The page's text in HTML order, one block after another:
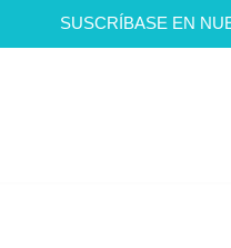
SUSCRÍBASE EN